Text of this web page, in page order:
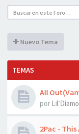
Nuevo Tema
TEMAS
All
por
2Pac -